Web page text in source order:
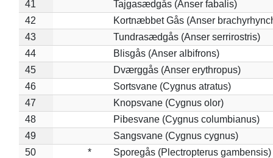
41
Tajgasædgås (Anser fabalis)
42
Kortnæbbet Gås (Anser
43
Tundrasædgås (Anser serrirostris)
44
Blisgås (Anser albifrons)
45
Dværggås (Anser erythropus)
46
Sortsvane (Cygnus atratus)
47
Knopsvane (Cygnus olor)
48
Pibesvane (Cygnus columbianus)
49
Sangsvane (Cygnus cygnus)
50
*
Sporegås (Plectropterus gambensis)